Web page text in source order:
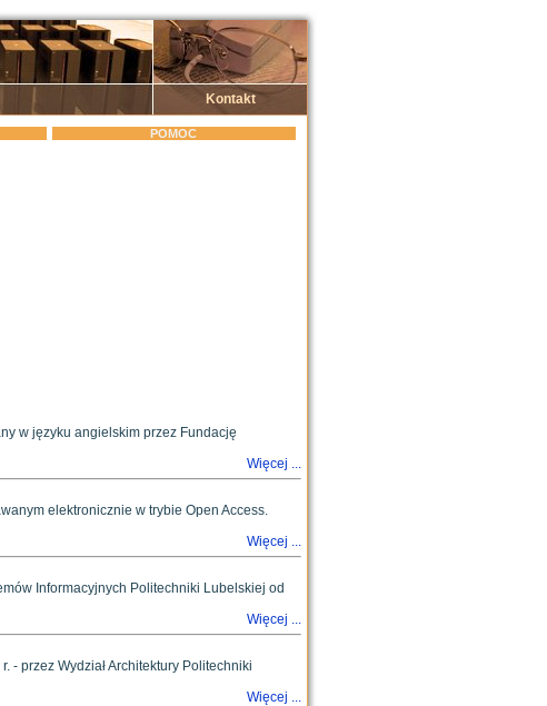
Kontakt
POMOC
w języku angielskim przez Fundację
Więcej ...
elektronicznie w trybie Open Access.
Więcej ...
Informacyjnych Politechniki Lubelskiej od
Więcej ...
- przez Wydział Architektury Politechniki
Więcej ...